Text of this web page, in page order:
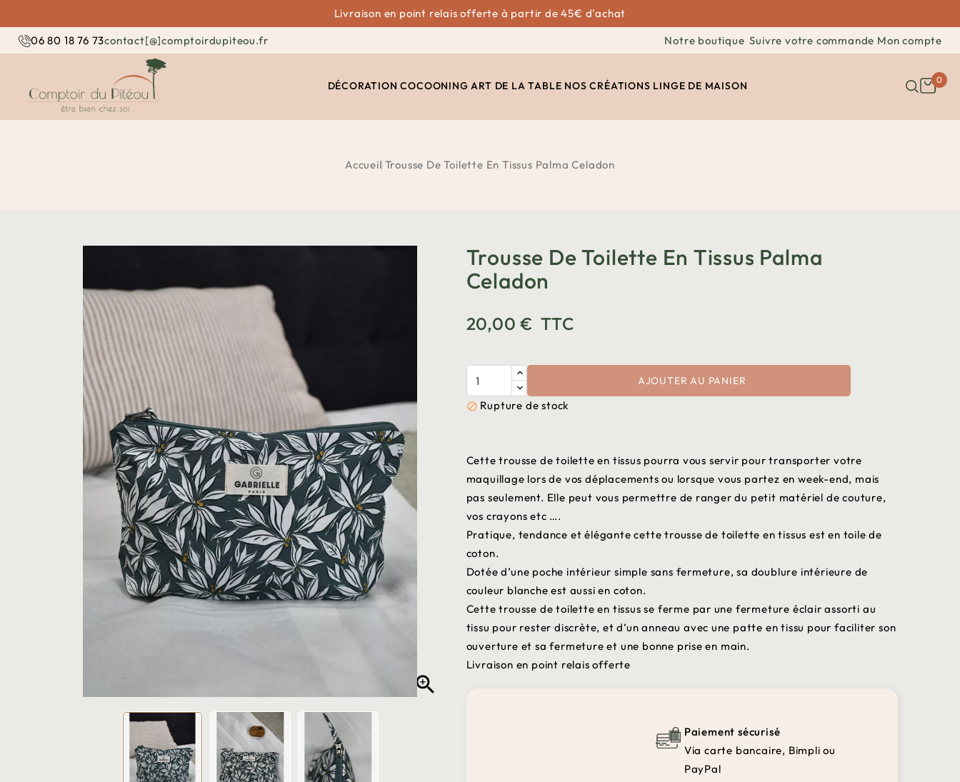
Livraison en point relais offerte à partir de 45€ d'achat
06 80 18 76 73contact[@]comptoirdupiteou.fr Notre boutique Suivre votre commande Mon compte
DÉCORATION COCOONING ART DE LA TABLE NOS CRÉATIONS LINGE DE MAISON 0
Accueil Trousse De Toilette En Tissus Palma Celadon

Trousse De Toilette En Tissus Palma
Celadon
20,00 € TTC
AJOUTER AU PANIER
 Rupture de stock
Cette trousse de toilette en tissus pourra vous servir pour transporter votre
maquillage lors de vos déplacements ou lorsque vous partez en week-end, mais
pas seulement. Elle peut vous permettre de ranger du petit matériel de couture,
vos crayons etc ….
Pratique, tendance et élégante cette trousse de toilette en tissus est en toile de
coton.
Dotée d’une poche intérieur simple sans fermeture, sa doublure intérieure de
couleur blanche est aussi en coton.
Cette trousse de toilette en tissus se ferme par une fermeture éclair assorti au
tissu pour rester discrète, et d’un anneau avec une patte en tissu pour faciliter son
ouverture et sa fermeture et une bonne prise en main.
Livraison en point relais offerte
Paiement sécurisé
Via carte bancaire, Bimpli ou
PayPal